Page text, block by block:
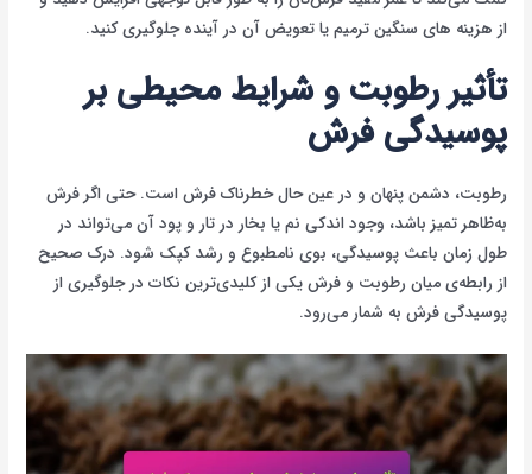
از هزینه های سنگین ترمیم یا تعویض آن در آینده جلوگیری کنید.
تأثیر رطوبت و شرایط محیطی بر
پوسیدگی فرش
رطوبت، دشمن پنهان و در عین حال خطرناک فرش است. حتی اگر فرش
به‌ظاهر تمیز باشد، وجود اندکی نم یا بخار در تار و پود آن می‌تواند در
طول زمان باعث پوسیدگی، بوی نامطبوع و رشد کپک شود. درک صحیح
از رابطه‌ی میان رطوبت و فرش یکی از کلیدی‌ترین نکات در جلوگیری از
پوسیدگی فرش به شمار می‌رود.